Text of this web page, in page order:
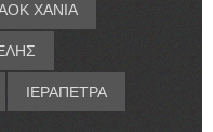
ΧΑΝΙΑ
ΙΕΡΑΠΕΤΡΑ